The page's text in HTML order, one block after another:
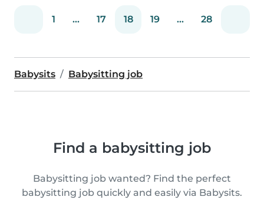
1 ... 17 18 19 ... 28
Babysits Babysitting job
Find a babysitting job
Babysitting job wanted? Find the perfect
babysitting job quickly and easily via Babysits.